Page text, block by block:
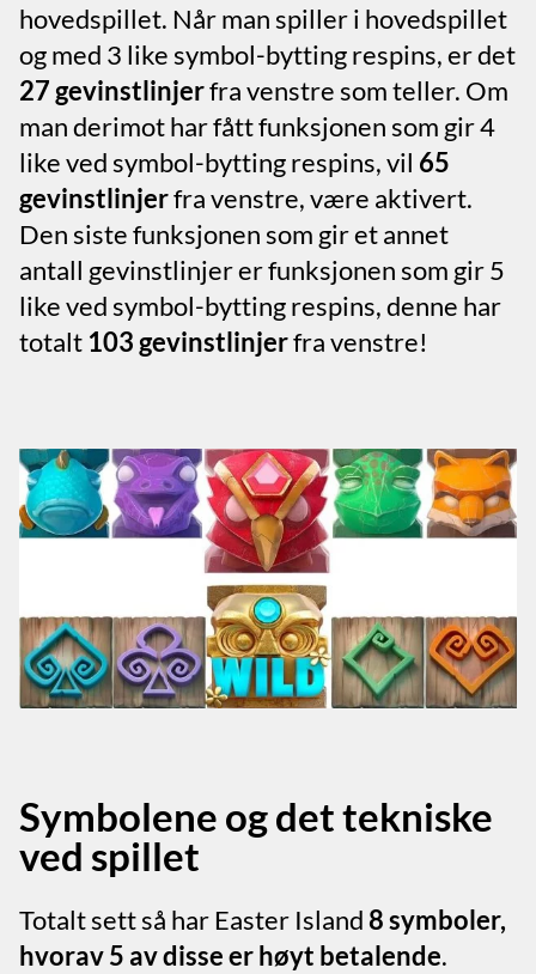
hovedspillet. Når man spiller i hovedspillet
og med 3 like symbol-bytting respins, er det
27 gevinstlinjerfra venstre som teller. Om
man derimot har fått funksjonen som gir 4
like ved symbol-bytting respins, vil 65
gevinstlinjerfra venstre, være aktivert.
Den siste funksjonen som gir et annet
antall gevinstlinjer er funksjonen som gir 5
like ved symbol-bytting respins, denne har
totalt 103 gevinstlinjerfra venstre!
Symbolene og det tekniske
ved spillet
Totalt sett så har Easter Island8 symboler,
hvorav 5 av disse er høyt betalende.